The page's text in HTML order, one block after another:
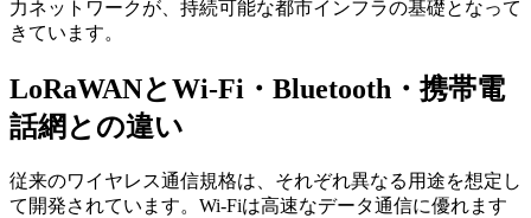
力ネットワークが、持続可能な都市インフラの基礎となって
きています。
LoRaWANとWi-Fi・Bluetooth・携帯電
話網との違い
従来のワイヤレス通信規格は、それぞれ異なる用途を想定し
て開発されています。Wi-Fiは高速なデータ通信に優れます